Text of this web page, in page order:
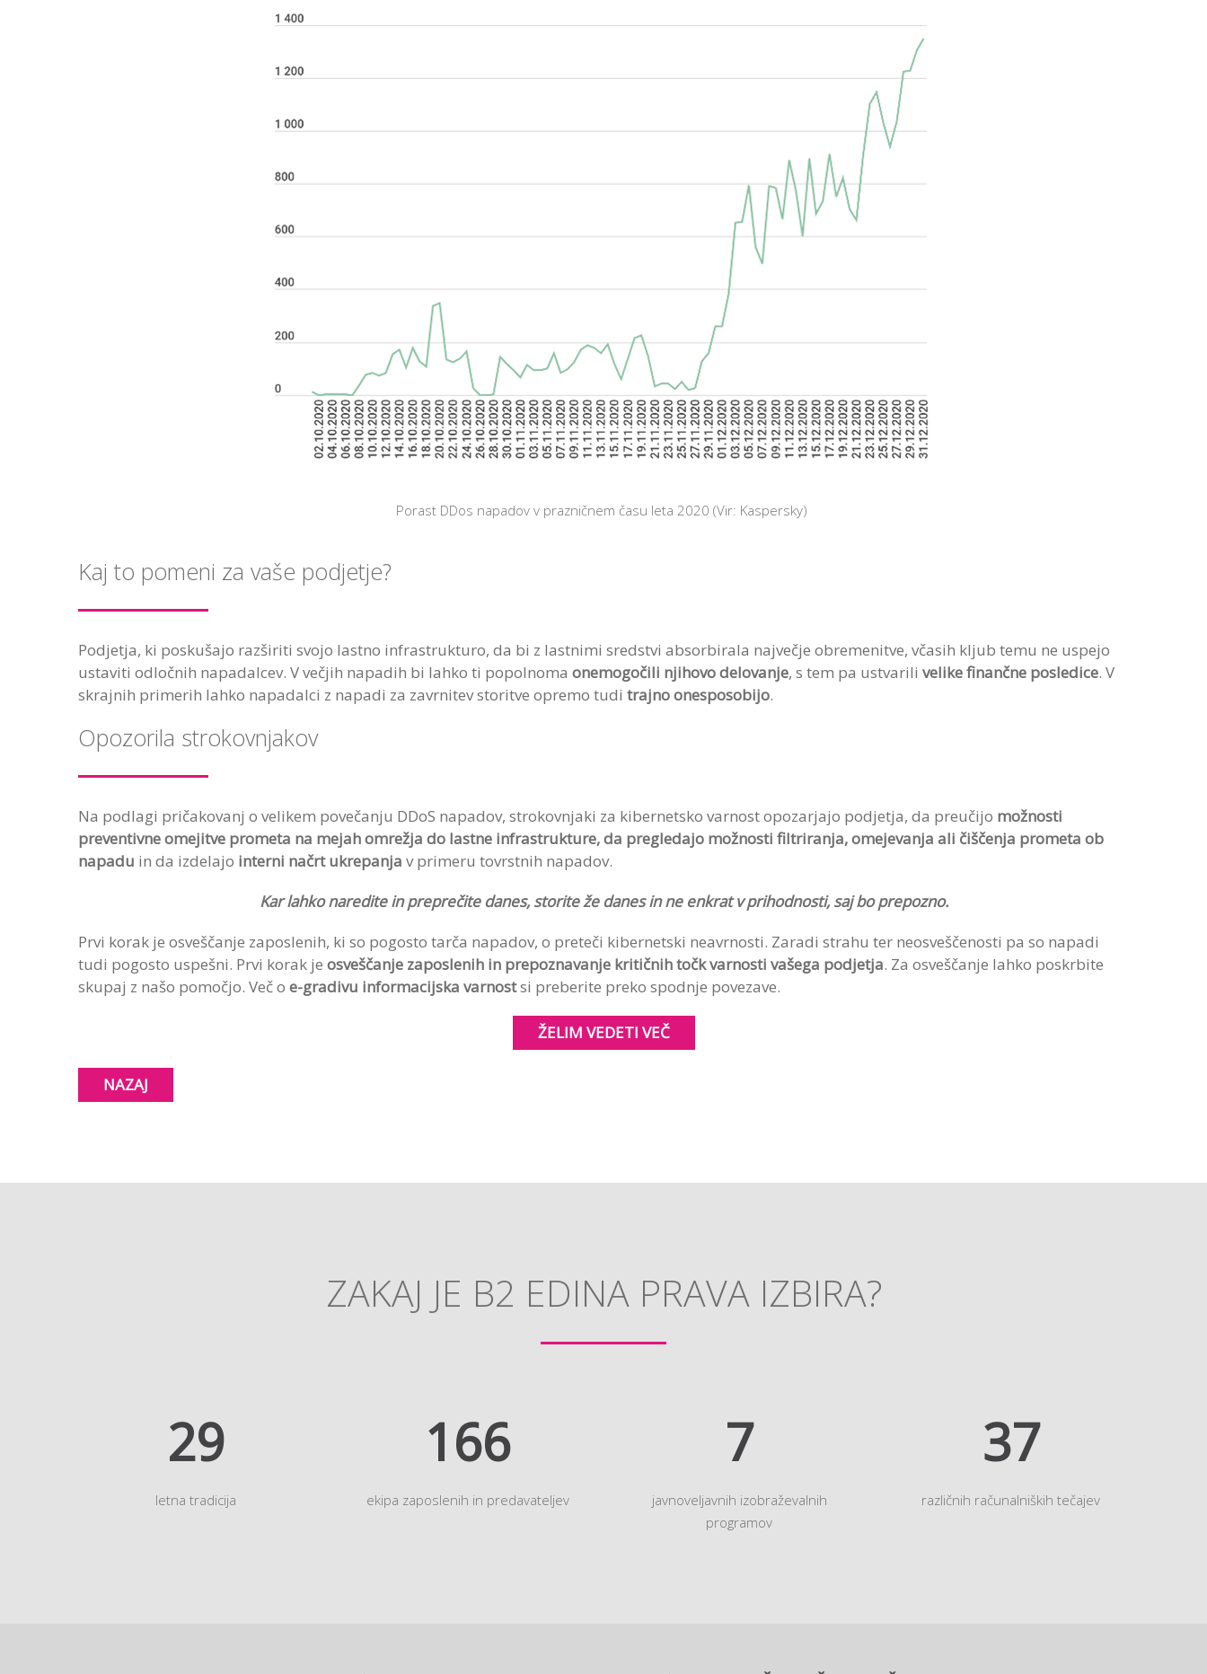
Porast DDos napadov v prazničnem času leta 2020 (Vir: Kaspersky)
Kaj to pomeni za vaše podjetje?
Podjetja, ki poskušajo razširiti svojo lastno infrastrukturo, da bi z lastnimi sredstvi absorbirala največje obremenitve, včasih kljub temu ne uspejo
ustaviti odločnih napadalcev. V večjih napadih bi lahko ti popolnoma onemogočili njihovo delovanje, s tem pa ustvarili velike finančne posledice. V
skrajnih primerih lahko napadalci z napadi za zavrnitev storitve opremo tudi trajno onesposobijo.
Opozorila strokovnjakov
Na podlagi pričakovanj o velikem povečanju DDoS napadov, strokovnjaki za kibernetsko varnost opozarjajo podjetja, da preučijo možnosti
preventivne omejitve prometa na mejah omrežja do lastne infrastrukture, da pregledajo možnosti filtriranja, omejevanja ali čiščenja prometa ob
napadu in da izdelajo interni načrt ukrepanja v primeru tovrstnih napadov.
Kar lahko naredite in preprečite danes, storite že danes in ne enkrat v prihodnosti, saj bo prepozno.
Prvi korak je osveščanje zaposlenih, ki so pogosto tarča napadov, o preteči kibernetski neavrnosti. Zaradi strahu ter neosveščenosti pa so napadi
tudi pogosto uspešni. Prvi korak je osveščanje zaposlenih in prepoznavanje kritičnih točk varnosti vašega podjetja. Za osveščanje lahko poskrbite
skupaj z našo pomočjo. Več o e-gradivu informacijska varnostsi preberite preko spodnje povezave.
ŽELIM VEDETI VEČ
NAZAJ
ZAKAJ JE B2 EDINA PRAVA IZBIRA?
35
letna tradicija
194
ekipa zaposlenih in predavateljev
9
javnoveljavnih izobraževalnih
programov
45
različnih računalniških tečajev